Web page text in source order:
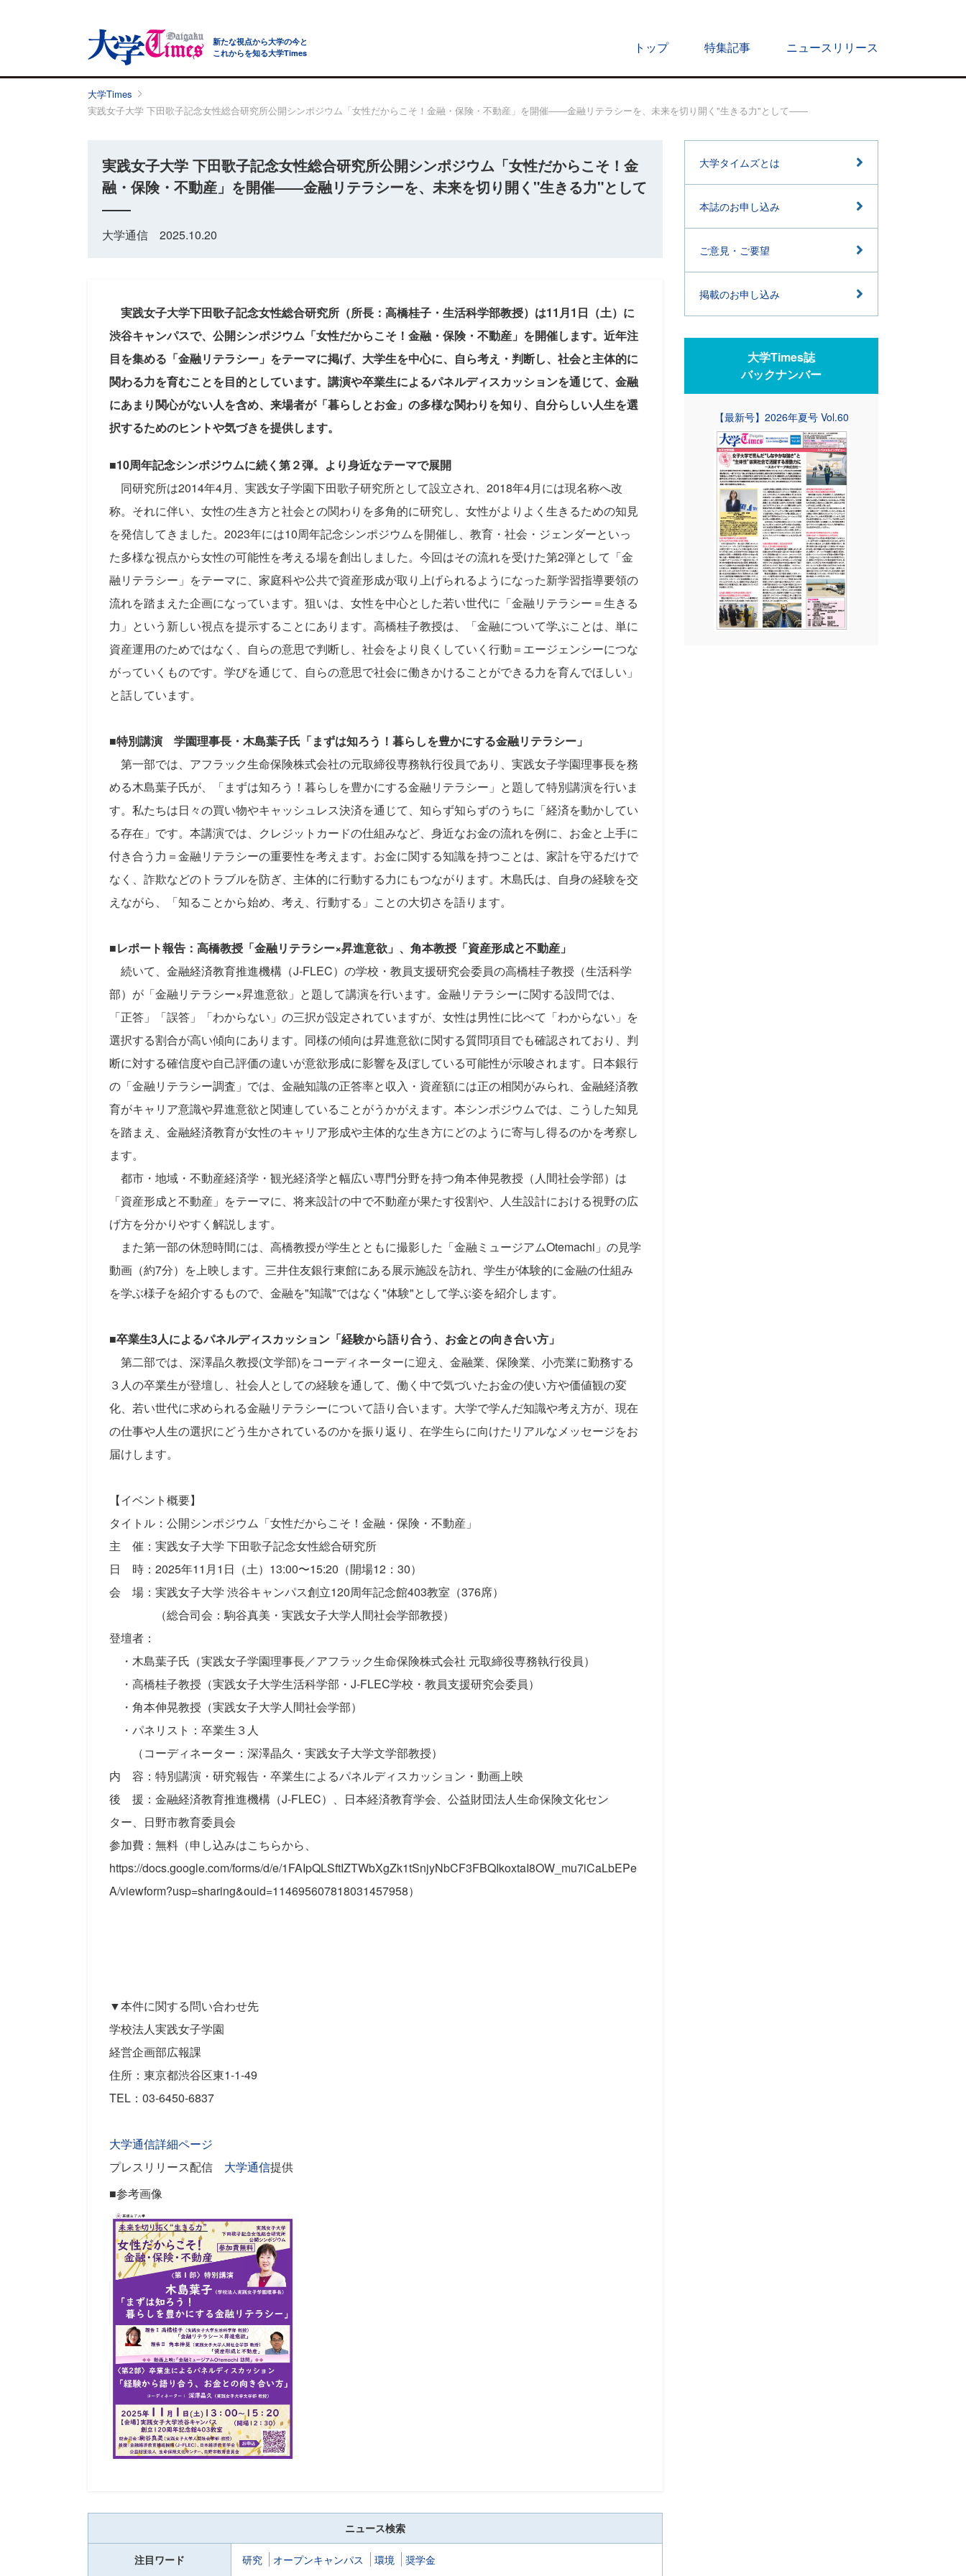
新たな視点から大学の今と
これからを知る大学Times
トップ 特集記事 ニュースリリース
大学Times
実践女子大学 下田歌子記念女性総合研究所公開シンポジウム「女性だからこそ！金融・保険・不動産」を開催――金融リテラシーを、未来を切り開く"生きる力"として――
実践女子大学 下田歌子記念女性総合研究所公開シンポジウム「女性だからこそ！金
融・保険・不動産」を開催――金融リテラシーを、未来を切り開く"生きる力"として
――
大学通信 2025.10.20
実践女子大学下田歌子記念女性総合研究所（所長：高橋桂子・生活科学部教授）は11月1日（土）に
渋谷キャンパスで、公開シンポジウム「女性だからこそ！金融・保険・不動産」を開催します。近年注
目を集める「金融リテラシー」をテーマに掲げ、大学生を中心に、自ら考え・判断し、社会と主体的に
関わる力を育むことを目的としています。講演や卒業生によるパネルディスカッションを通じて、金融
にあまり関心がない人を含め、来場者が「暮らしとお金」の多様な関わりを知り、自分らしい人生を選
択するためのヒントや気づきを提供します。
■10周年記念シンポジウムに続く第２弾。より身近なテーマで展開
同研究所は2014年4月、実践女子学園下田歌子研究所として設立され、2018年4月には現名称へ改
称。それに伴い、女性の生き方と社会との関わりを多角的に研究し、女性がよりよく生きるための知見
を発信してきました。2023年には10周年記念シンポジウムを開催し、教育・社会・ジェンダーといっ
た多様な視点から女性の可能性を考える場を創出しました。今回はその流れを受けた第2弾として「金
融リテラシー」をテーマに、家庭科や公共で資産形成が取り上げられるようになった新学習指導要領の
流れを踏まえた企画になっています。狙いは、女性を中心とした若い世代に「金融リテラシー＝生きる
力」という新しい視点を提示することにあります。高橋桂子教授は、「金融について学ぶことは、単に
資産運用のためではなく、自らの意思で判断し、社会をより良くしていく行動＝エージェンシーにつな
がっていくものです。学びを通じて、自らの意思で社会に働きかけることができる力を育んでほしい」
と話しています。
■特別講演 学園理事長・木島葉子氏「まずは知ろう！暮らしを豊かにする金融リテラシー」
第一部では、アフラック生命保険株式会社の元取締役専務執行役員であり、実践女子学園理事長を務
める木島葉子氏が、「まずは知ろう！暮らしを豊かにする金融リテラシー」と題して特別講演を行いま
す。私たちは日々の買い物やキャッシュレス決済を通じて、知らず知らずのうちに「経済を動かしてい
る存在」です。本講演では、クレジットカードの仕組みなど、身近なお金の流れを例に、お金と上手に
付き合う力＝金融リテラシーの重要性を考えます。お金に関する知識を持つことは、家計を守るだけで
なく、詐欺などのトラブルを防ぎ、主体的に行動する力にもつながります。木島氏は、自身の経験を交
えながら、「知ることから始め、考え、行動する」ことの大切さを語ります。
■レポート報告：高橋教授「金融リテラシー×昇進意欲」、角本教授「資産形成と不動産」
続いて、金融経済教育推進機構（J-FLEC）の学校・教員支援研究会委員の高橋桂子教授（生活科学
部）が「金融リテラシー×昇進意欲」と題して講演を行います。金融リテラシーに関する設問では、
「正答」「誤答」「わからない」の三択が設定されていますが、女性は男性に比べて「わからない」を
選択する割合が高い傾向にあります。同様の傾向は昇進意欲に関する質問項目でも確認されており、判
断に対する確信度や自己評価の違いが意欲形成に影響を及ぼしている可能性が示唆されます。日本銀行
の「金融リテラシー調査」では、金融知識の正答率と収入・資産額には正の相関がみられ、金融経済教
育がキャリア意識や昇進意欲と関連していることがうかがえます。本シンポジウムでは、こうした知見
を踏まえ、金融経済教育が女性のキャリア形成や主体的な生き方にどのように寄与し得るのかを考察し
ます。
都市・地域・不動産経済学・観光経済学と幅広い専門分野を持つ角本伸晃教授（人間社会学部）は
「資産形成と不動産」をテーマに、将来設計の中で不動産が果たす役割や、人生設計における視野の広
げ方を分かりやすく解説します。
また第一部の休憩時間には、高橋教授が学生とともに撮影した「金融ミュージアムOtemachi」の見学
動画（約7分）を上映します。三井住友銀行東館にある展示施設を訪れ、学生が体験的に金融の仕組み
を学ぶ様子を紹介するもので、金融を"知識"ではなく"体験"として学ぶ姿を紹介します。
■卒業生3人によるパネルディスカッション「経験から語り合う、お金との向き合い方」
第二部では、深澤晶久教授(文学部)をコーディネーターに迎え、金融業、保険業、小売業に勤務する
３人の卒業生が登壇し、社会人としての経験を通して、働く中で気づいたお金の使い方や価値観の変
化、若い世代に求められる金融リテラシーについて語り合います。大学で学んだ知識や考え方が、現在
の仕事や人生の選択にどう生かされているのかを振り返り、在学生らに向けたリアルなメッセージをお
届けします。
【イベント概要】
タイトル：公開シンポジウム「女性だからこそ！金融・保険・不動産」
主 催：実践女子大学 下田歌子記念女性総合研究所
日 時：2025年11月1日（土）13:00〜15:20（開場12：30）
会 場：実践女子大学 渋谷キャンパス創立120周年記念館403教室（376席）
（総合司会：駒谷真美・実践女子大学人間社会学部教授）
登壇者：
・木島葉子氏（実践女子学園理事長／アフラック生命保険株式会社 元取締役専務執行役員）
・高橋桂子教授（実践女子大学生活科学部・J-FLEC学校・教員支援研究会委員）
・角本伸晃教授（実践女子大学人間社会学部）
・パネリスト：卒業生３人
（コーディネーター：深澤晶久・実践女子大学文学部教授）
内 容：特別講演・研究報告・卒業生によるパネルディスカッション・動画上映
後 援：金融経済教育推進機構（J-FLEC）、日本経済教育学会、公益財団法人生命保険文化セン
ター、日野市教育委員会
参加費：無料（申し込みはこちらから、
https://docs.google.com/forms/d/e/1FAIpQLSftIZTWbXgZk1tSnjyNbCF3FBQIkoxtaI8OW_mu7iCaLbEPe
A/viewform?usp=sharing&ouid=114695607818031457958）
▼本件に関する問い合わせ先
学校法人実践女子学園
経営企画部広報課
住所：東京都渋谷区東1-1-49
TEL：03-6450-6837
大学通信詳細ページ
プレスリリース配信 大学通信提供
■参考画像
ニュース検索
注目ワード 研究 オープンキャンパス 環境 奨学金
大学タイムズとは
本誌のお申し込み
ご意見・ご要望
掲載のお申し込み
大学Times誌
バックナンバー
【最新号】2026年夏号 Vol.60